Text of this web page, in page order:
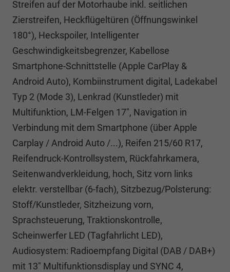
Streifen auf der Motorhaube inkl. seitlichen
Zierstreifen, Heckflügeltüren (Öffnungswinkel
180°), Heckspoiler, Intelligenter
Geschwindigkeitsbegrenzer, Kabellose
Smartphone-Schnittstelle (Apple CarPlay &
Android Auto), Kombiinstrument digital, Ladekabel
Typ 2 (Mode 3), Lenkrad (Kunstleder) mit
Multifunktion, LM-Felgen 17", Navigation in
Verbindung mit dem Smartphone (über Apple
Carplay / Android Auto /...), Reifen 215/60 R17,
Reifendruck-Kontrollsystem, Rückfahrkamera,
Seitenwandverkleidung, hoch, Sitz vorn links
elektr. verstellbar (6-fach), Sitzbezug/Polsterung:
Stoff/Kunstleder, Sitzheizung vorn,
Sprachsteuerung, Traktionskontrolle,
Scheinwerfer LED (Tagfahrlicht LED),
Audiosystem: Radioempfang Digital (DAB / DAB+)
mit 13" Multifunktionsdisplay und SYNC 4,